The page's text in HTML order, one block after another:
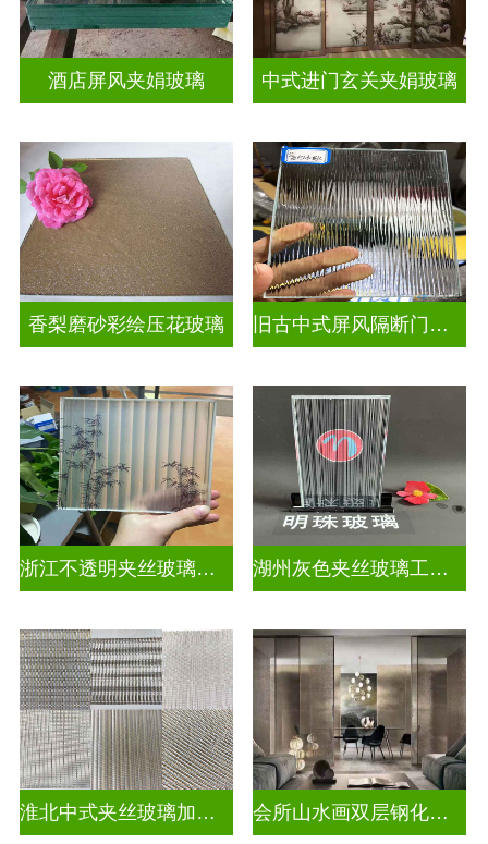
酒店屏风夹娟玻璃 中式进门玄关夹娟玻璃
香梨磨砂彩绘压花玻璃 旧古中式屏风隔断门窗彩绘压花玻璃
浙江不透明夹丝玻璃定做 湖州灰色夹丝玻璃工厂招聘
淮北中式夹丝玻璃加工点 会所山水画双层钢化夹胶